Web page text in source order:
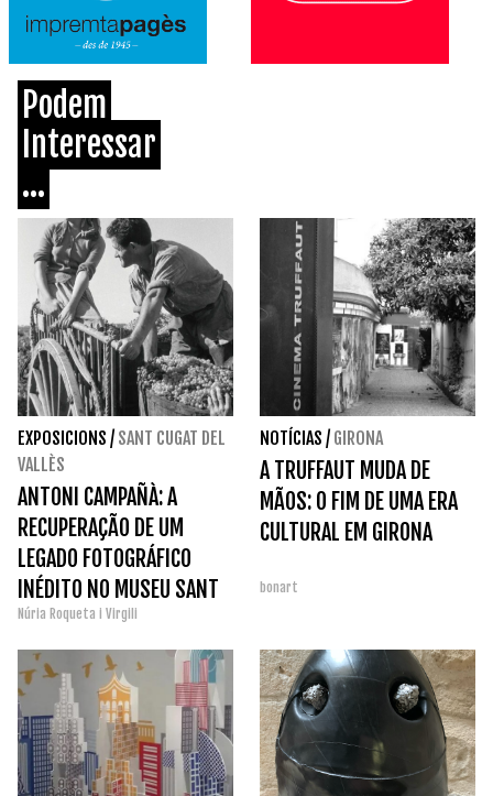
Podem
Interessar
...
EXPOSICIONS / SANT CUGAT DEL
VALLÈS
ANTONI CAMPAÑÀ: A
RECUPERAÇÃO DE UM
LEGADO FOTOGRÁFICO
INÉDITO NO MUSEU SANT
CUGAT
Núria Roqueta i Virgili
NOTÍCIAS / GIRONA
A TRUFFAUT MUDA DE
MÃOS: O FIM DE UMA ERA
CULTURAL EM GIRONA
bonart